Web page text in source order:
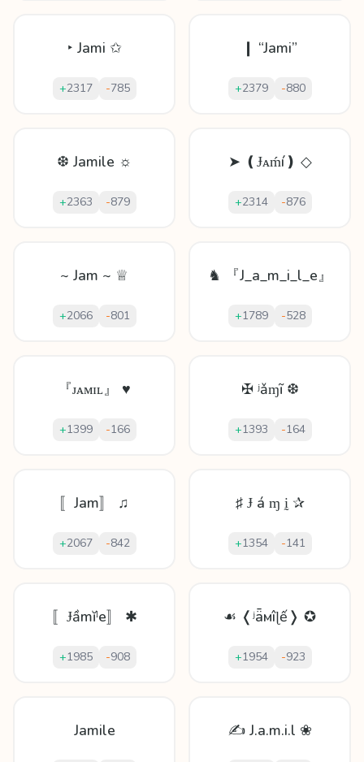
‣ Jami ✩
+2317 -785
❙ “Jami”
+2379 -880
❆ Jamile ☼
+2363 -879
➤ ❪Ɉᴀḿí❫ ◇
+2314 -876
~ Jam ~ ♕
+2066 -801
♞ 『J_a_m_i_l_e』
+1789 -528
『ᴊᴀᴍɪʟ』 ♥
+1399 -166
✠ ʲǎɱĩ ❆
+1393 -164
〚Jam〛 ♫
+2067 -842
♯ Ɉ á ɱ ḭ ✰
+1354 -141
〚Ɉầmĭˡe〛 ✱
+1985 -908
☙ ❬ʲǟмîɭế❭ ✪
+1954 -923
Jamile ✍ J.a.m.i.l ❀